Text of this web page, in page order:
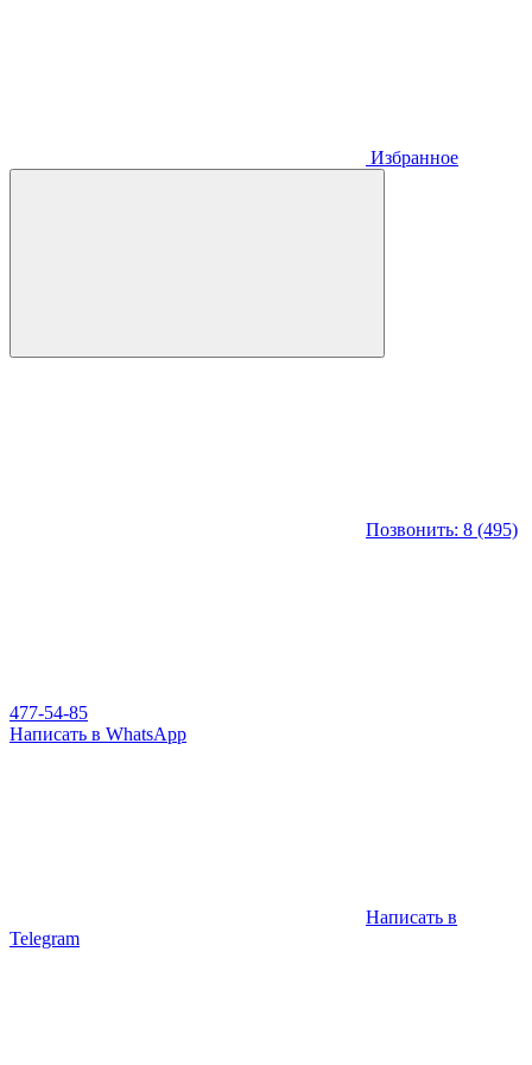
Избранное
Позвонить: 8 (495)
477-54-85
Написать в WhatsApp
Написать в
Telegram